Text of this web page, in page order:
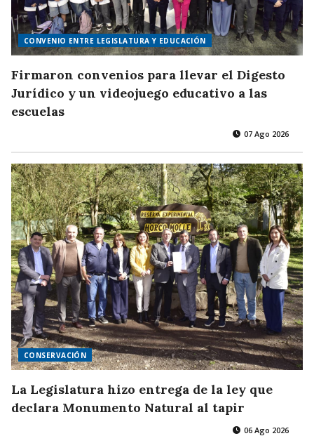
CONVENIO ENTRE LEGISLATURA Y EDUCACIÓN
Firmaron convenios para llevar el Digesto
Jurídico y un videojuego educativo a las
escuelas
07 Ago 2026
CONSERVACIÓN
La Legislatura hizo entrega de la ley que
declara Monumento Natural al tapir
06 Ago 2026